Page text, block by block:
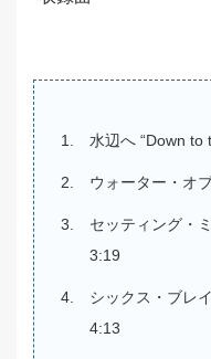
水辺へ “Down to
ウォーター・オ
セッティング・
3:19
シックス・ブレ
4:13